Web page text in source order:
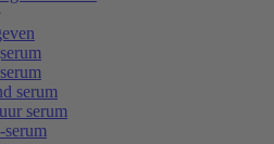
serum
serum